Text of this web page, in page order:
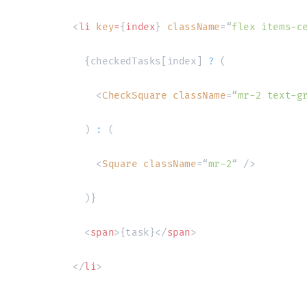
<li key={ index} className=“flex items-
{ checkedTasks index ? (
<CheckSquare className=“mr-2 text-
) : (
<Square className=“mr-2“ />
) }
<span>{ task }</span>
</li>